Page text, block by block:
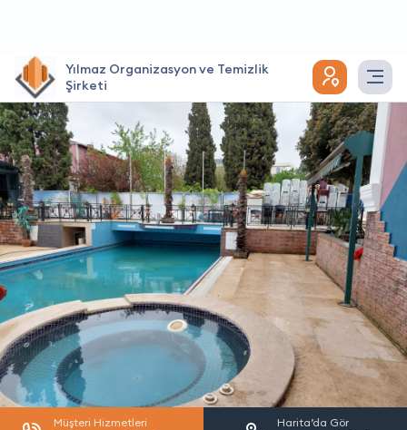
Yılmaz Organizasyon ve Temizlik
Şirketi
Müşteri Hizmetleri Harita’da Gör